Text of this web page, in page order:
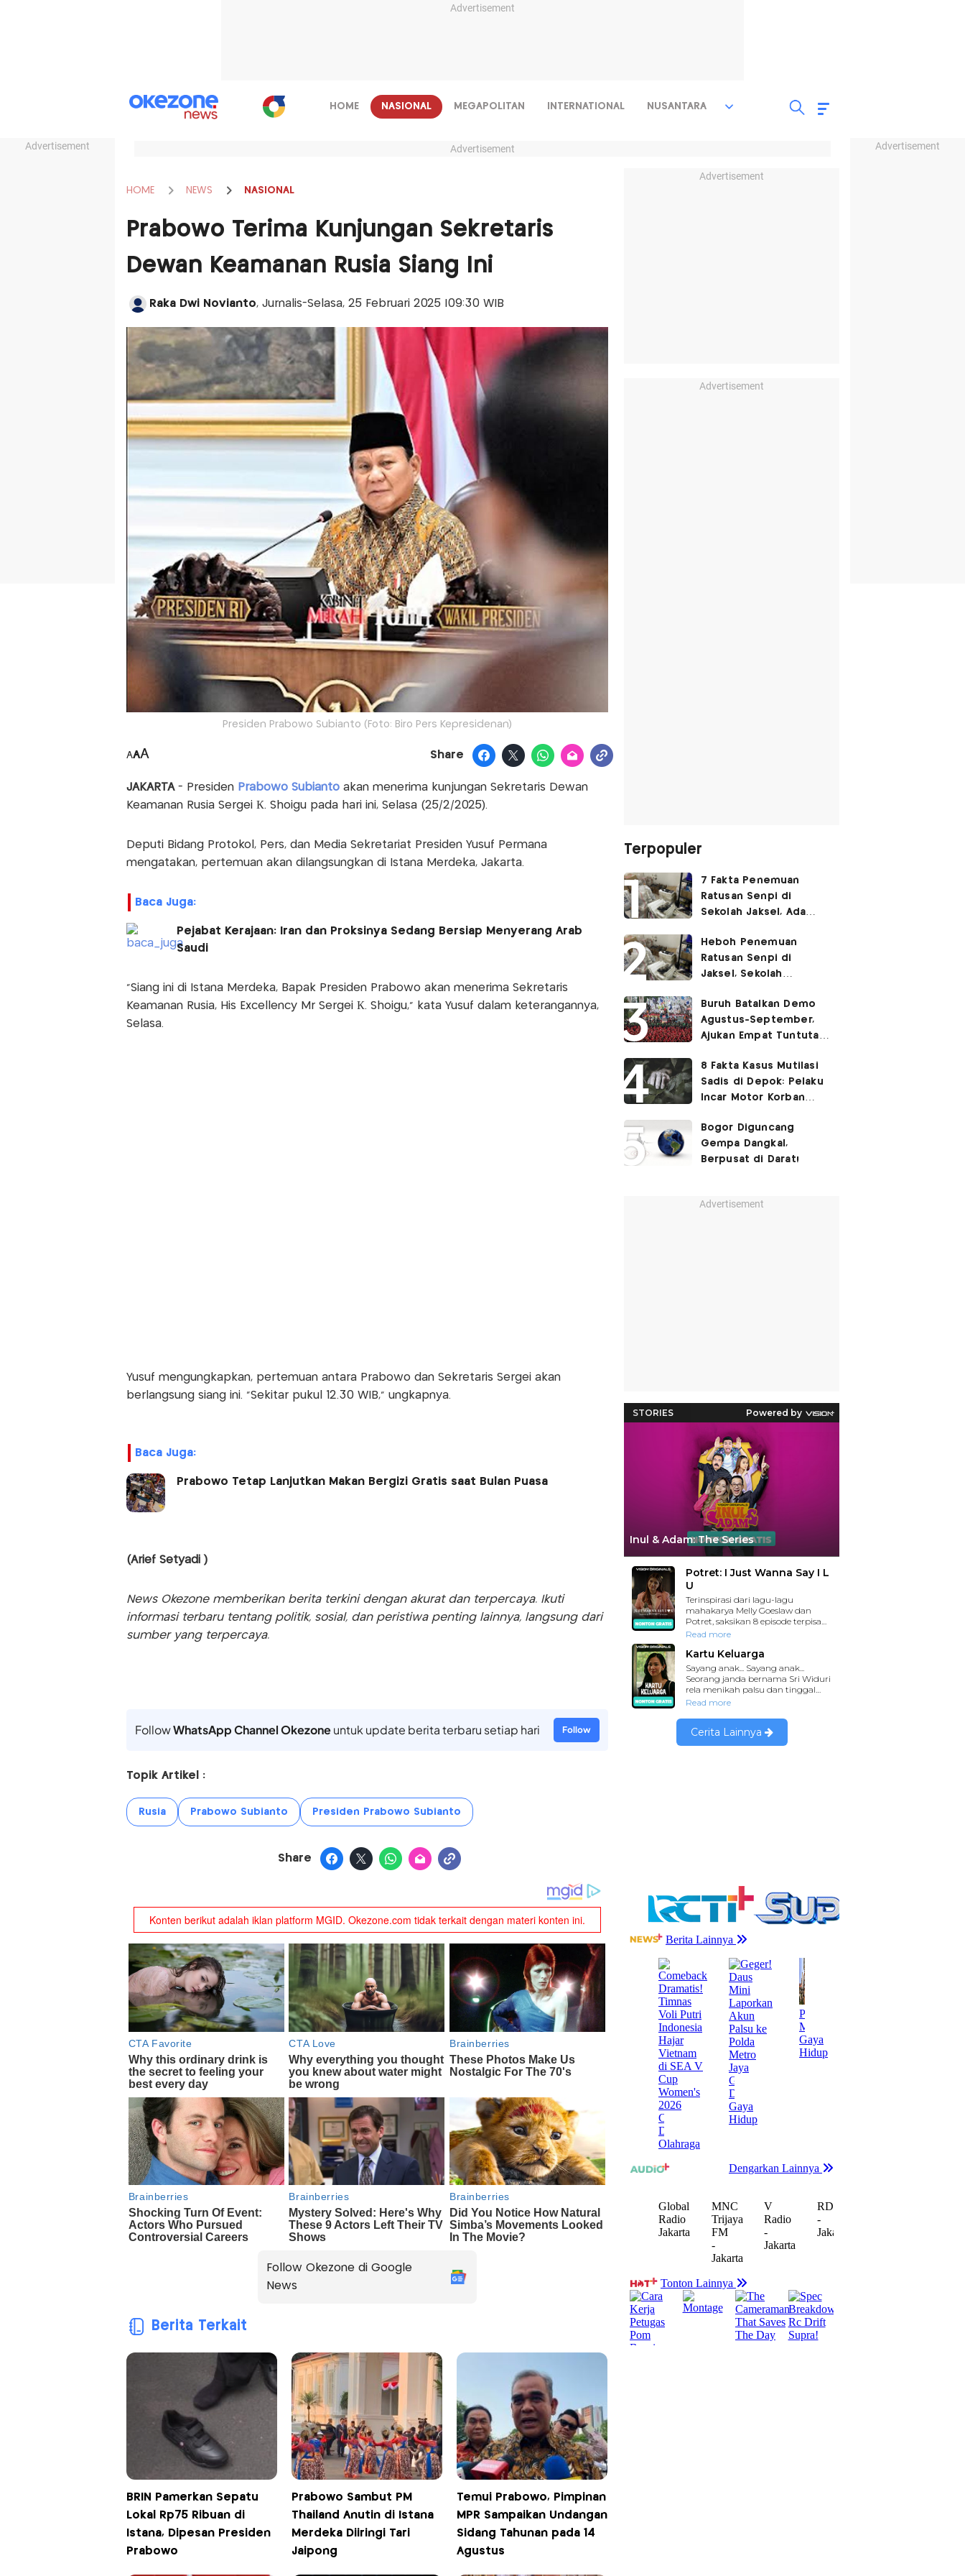
Advertisement
Advertisement Advertisement
HOME NASIONAL MEGAPOLITAN INTERNATIONAL NUSANTARA
Advertisement
HOME NEWS NASIONAL
Prabowo Terima Kunjungan Sekretaris
Dewan Keamanan Rusia Siang Ini
Raka Dwi Novianto, Jurnalis-Selasa, 25 Februari 2025 |09:30 WIB
Presiden Prabowo Subianto (Foto: Biro Pers Kepresidenan)
AAA Share
JAKARTA- Presiden Prabowo Subianto akan menerima kunjungan Sekretaris Dewan
Keamanan Rusia Sergei К. Shoigu pada hari ini, Selasa (25/2/2025).
Deputi Bidang Protokol, Pers, dan Media Sekretariat Presiden Yusuf Permana
mengatakan, pertemuan akan dilangsungkan di Istana Merdeka, Jakarta.
Baca Juga:
Pejabat Kerajaan: Iran dan Proksinya Sedang Bersiap Menyerang Arab
Saudi
"Siang ini di Istana Merdeka, Bapak Presiden Prabowo akan menerima Sekretaris
Keamanan Rusia, His Excellency Mr Sergei К. Shoigu," kata Yusuf dalam keterangannya,
Selasa.
Yusuf mengungkapkan, pertemuan antara Prabowo dan Sekretaris Sergei akan
berlangsung siang ini. "Sekitar pukul 12.30 WIB," ungkapnya.
Baca Juga:
Prabowo Tetap Lanjutkan Makan Bergizi Gratis saat Bulan Puasa
(Arief Setyadi )
News Okezone memberikan berita terkini dengan akurat dan terpercaya. Ikuti
informasi terbaru tentang politik, sosial, dan peristiwa penting lainnya, langsung dari
sumber yang terpercaya.
FollowWhatsApp Channel Okezoneuntuk update berita terbaru setiap hari Follow
Topik Artikel :
Rusia Prabowo Subianto Presiden Prabowo Subianto
Share
Follow Okezone di Google
News
Berita Terkait
BRIN Pamerkan Sepatu
Lokal Rp75 Ribuan di
Istana, Dipesan Presiden
Prabowo
Prabowo Sambut PM
Thailand Anutin di Istana
Merdeka Diiringi Tari
Jaipong
Temui Prabowo, Pimpinan
MPR Sampaikan Undangan
Sidang Tahunan pada 14
Agustus
Advertisement
Advertisement
Terpopuler
7 Fakta Penemuan
Ratusan Senpi di
Sekolah Jaksel, Ada
Ruang Bunker
Heboh Penemuan
Ratusan Senpi di
Jaksel, Sekolah
Kegiatan Eskul
Menembak
Buruh Batalkan Demo
Agustus-September,
Ajukan Empat Tuntutan
8 Fakta Kasus Mutilasi
Sadis di Depok: Pelaku
Incar Motor Korban
Bogor Diguncang
Gempa Dangkal,
Berpusat di Darat!
Advertisement